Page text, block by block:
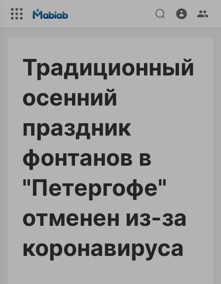
Традиционный
осенний
праздник
фонтанов в
"Петергофе"
отменен из-за
коронавируса